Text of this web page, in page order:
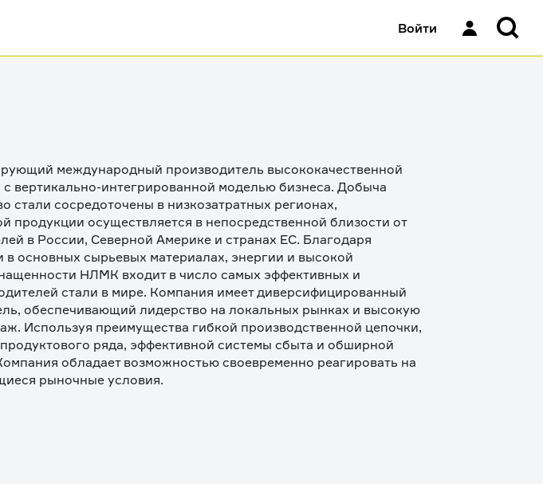
Войти
международный производитель высококачественной
вертикально-интегрированной моделью бизнеса. Добыча
стали сосредоточены в низкозатратных регионах,
продукции осуществляется в непосредственной близости от
в России, Северной Америке и странах ЕС. Благодаря
в основных сырьевых материалах, энергии и высокой
НЛМК входит в число самых эффективных и
стали в мире. Компания имеет диверсифицированный
обеспечивающий лидерство на локальных рынках и высокую
Используя преимущества гибкой производственной цепочки,
ряда, эффективной системы сбыта и обширной
обладает возможностью своевременно реагировать на
рыночные условия.